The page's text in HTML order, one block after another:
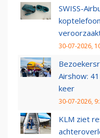
SWISS-
30-07-2026,
Airshow:
keer
30-07-2026,
KLM ziet